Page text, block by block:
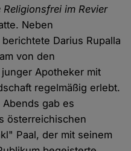
Religionsfrei im Revier
Neben
Darius Rupalla
von den
Apotheker mit
regelmäßig erlebt.
gab es
österreichischen
Paal, der mit seinem